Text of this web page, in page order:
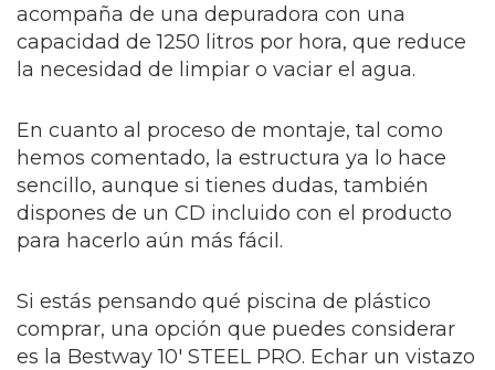
acompaña de una depuradora con una
capacidad de 1250 litros por hora, que reduce
la necesidad de limpiar o vaciar el agua.
En cuanto al proceso de montaje, tal como
hemos comentado, la estructura ya lo hace
sencillo, aunque si tienes dudas, también
dispones de un CD incluido con el producto
para hacerlo aún más fácil.
Si estás pensando qué piscina de plástico
comprar, una opción que puedes considerar
es la Bestway 10′ STEEL PRO. Echar un vistazo